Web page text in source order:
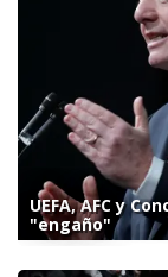
UEFA, AFC y
"engaño"